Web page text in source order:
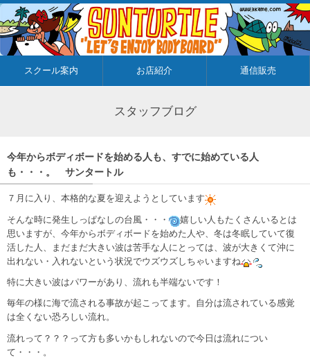
スクール案内 お店紹介 通信販売
スタッフブログ
今年からボディボードを始める人も、すでに始めている人
も・・・。 サンタートル
７月に入り、本格的な夏を迎えようとしています
そんな時に発生しっぱなしの台風・・・
嬉しい人もたくさんいるとは
思いますが、今年からボディボードを始めた人や、冬は冬眠していて復
活した人、まだまだ大きい波は苦手な人にとっては、波が大きくて沖に
出れない・入れないという状況でウズウズしちゃいますね
特に大きい波はパワーがあり、流れも半端ないです！
毎年の様に海で流される事故が起こってます。自分は流されている感覚
は全くない恐ろしい流れ。
流れって？？？って方も多いかもしれないので今日は流れについ
て・・・。